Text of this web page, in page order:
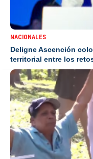
NACIONALES
Deligne Ascención
territorial entre los